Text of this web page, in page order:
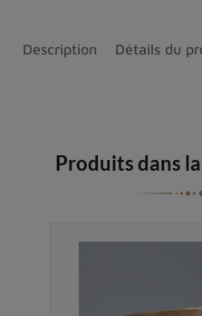
Description Détails du
Produits dans